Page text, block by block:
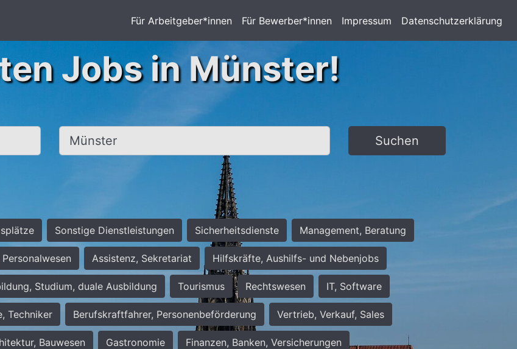
Für Arbeitgeber*innen Für Bewerber*innen Impressum Datenschutzerklärung
Jobs in Münster!
Ort, Stadt Suchen
Sonstige Dienstleistungen Sicherheitsdienste Management, Beratung
Personalwesen Assistenz, Sekretariat Hilfskräfte, Aushilfs- und Nebenjobs
Studium, duale Ausbildung Tourismus Rechtswesen IT, Software
Techniker Berufskraftfahrer, Personenbeförderung Vertrieb, Verkauf, Sales
Bauwesen Gastronomie Finanzen, Banken, Versicherungen